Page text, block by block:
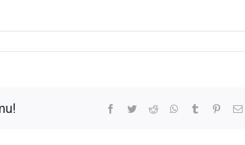
Facebook
TwitterReddit WhatsApp
Tumblr